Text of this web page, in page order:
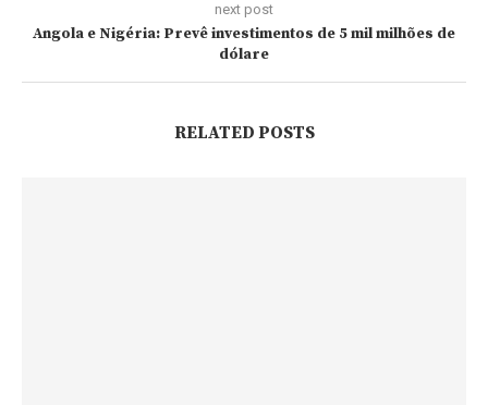
next post
Angola e Nigéria: Prevê investimentos de 5 mil milhões de
dólare
RELATED POSTS